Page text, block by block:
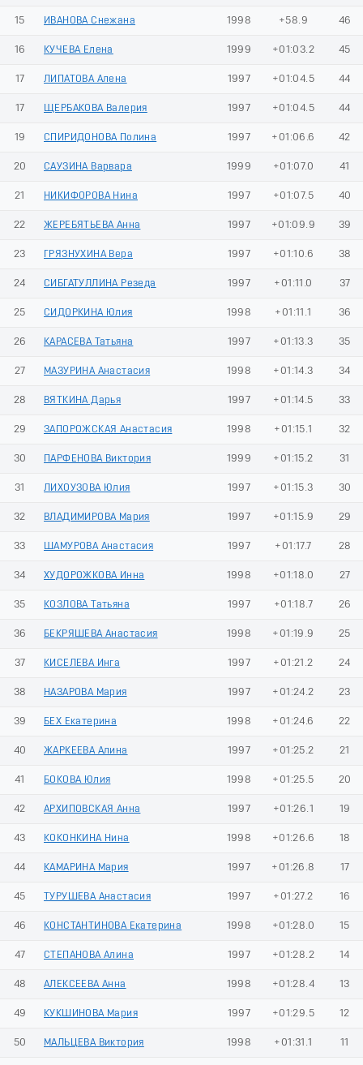
15 ИВАНОВА Снежана 1998 +58.9 46
16 КУЧЕВА Елена 1999 +01:03.2 45
17 ЛИПАТОВА Алена 1997 +01:04.5 44
17 ЩЕРБАКОВА Валерия 1997 +01:04.5 44
19 СПИРИДОНОВА Полина 1997 +01:06.6 42
20 САУЗИНА Варвара 1999 +01:07.0 41
21 НИКИФОРОВА Нина 1997 +01:07.5 40
22 ЖЕРЕБЯТЬЕВА Анна 1997 +01:09.9 39
23 ГРЯЗНУХИНА Вера 1997 +01:10.6 38
24 СИБГАТУЛЛИНА Резеда 1997 +01:11.0 37
25 СИДОРКИНА Юлия 1998 +01:11.1 36
26 КАРАСЕВА Татьяна 1997 +01:13.3 35
27 МАЗУРИНА Анастасия 1998 +01:14.3 34
28 ВЯТКИНА Дарья 1997 +01:14.5 33
29 ЗАПОРОЖСКАЯ Анастасия 1998 +01:15.1 32
30 ПАРФЕНОВА Виктория 1999 +01:15.2 31
31 ЛИХОУЗОВА Юлия 1997 +01:15.3 30
32 ВЛАДИМИРОВА Мария 1997 +01:15.9 29
33 ШАМУРОВА Анастасия 1997 +01:17.7 28
34 ХУДОРОЖКОВА Инна 1998 +01:18.0 27
35 КОЗЛОВА Татьяна 1997 +01:18.7 26
36 БЕКРЯШЕВА Анастасия 1998 +01:19.9 25
37 КИСЕЛЕВА Инга 1997 +01:21.2 24
38 НАЗАРОВА Мария 1997 +01:24.2 23
39 БЕХ Екатерина 1998 +01:24.6 22
40 ЖАРКЕЕВА Алина 1997 +01:25.2 21
41 БОКОВА Юлия 1998 +01:25.5 20
42 АРХИПОВСКАЯ Анна 1997 +01:26.1 19
43 КОКОНКИНА Нина 1998 +01:26.6 18
44 КАМАРИНА Мария 1997 +01:26.8 17
45 ТУРУШЕВА Анастасия 1997 +01:27.2 16
46 КОНСТАНТИНОВА Екатерина 1998 +01:28.0 15
47 СТЕПАНОВА Алина 1997 +01:28.2 14
48 АЛЕКСЕЕВА Анна 1998 +01:28.4 13
49 КУКШИНОВА Мария 1997 +01:29.5 12
50 МАЛЬЦЕВА Виктория 1998 +01:31.1 11